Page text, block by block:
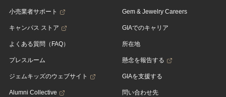
小売業者サポート
キャンパス ストア
よくある質問（FAQ）
プレスルーム
ジェムキッズのウェブサイト
Alumni Collective
Gem & Jewelry Careers
GIAでのキャリア
所在地
懸念を報告する
GIAを支援する
問い合わせ先